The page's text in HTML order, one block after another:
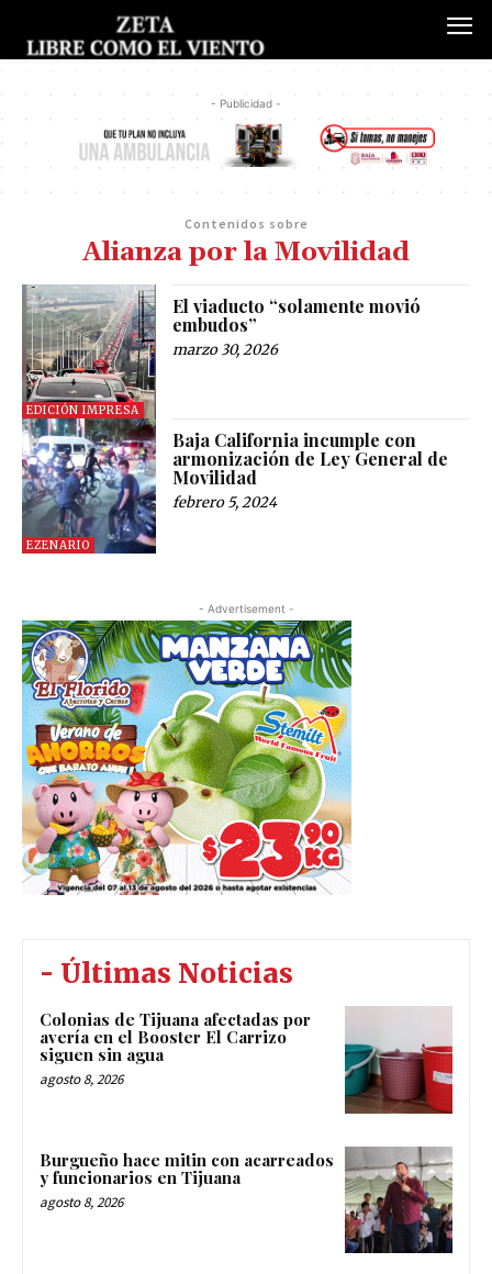
- Publicidad -
Contenidos sobre
Alianza por la Movilidad
EDICIÓN IMPRESA
El viaducto “solamente movió
embudos”
marzo 30, 2026
EZENARIO
Baja California incumple con
armonización de Ley General de
Movilidad
febrero 5, 2024
- Advertisement -
- Últimas Noticias
Colonias de Tijuana afectadas por
avería en el Booster El Carrizo
siguen sin agua
agosto 8, 2026
Burgueño hace mitin con acarreados
y funcionarios en Tijuana
agosto 8, 2026